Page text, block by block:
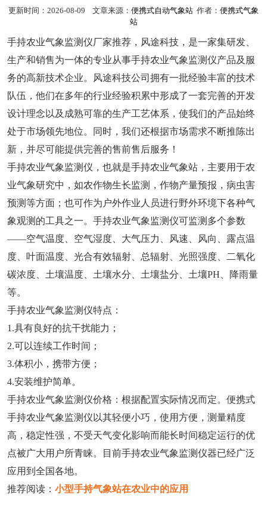
更新时间：2026-08-09 文章来源： 便携式自动气象站 作者： 便携式气象
站
手持农业气象监测仪厂家推荐，风途科技，是一家集研发、
生产和销售为一体的专业从事手持农业气象监测仪产品及服
务的高新技术企业。风途科技公司拥有一批经验丰富的技术
队伍，他们在多年的行业经验积累中形成了一套完善的开发
设计理念以及成熟可靠的生产工艺体系，使我们的产品始终
处于市场领先地位。同时，我们还根据市场需求不断推陈出
新，并尽可能提供完善的售前售后服务！
手持农业气象监测仪，也就是手持农业气象站，主要用于农
业气象研究中，如农作物生长监测，作物产量预报，病虫害
预测等方面；也可作为户外作业人员进行野外环境下各种气
象观测的工具之一。手持农业气象监测仪可监测多个参数
——空气温度、空气湿度、大气压力、风速、风向、露点温
度、叶面温度、光合有效辐射、总辐射、光照强度、二氧化
碳浓度、土壤温度、土壤水分、土壤盐分、土壤PH、降雨量
等。
手持农业气象监测仪特点：
1.具有良好的抗干扰能力；
2.可以连续工作时间；
3.体积小，携带方便；
4.安装维护简单。
手持农业气象监测仪价格：根据配置实际情况而定。便携式
手持农业气象监测仪以其轻便小巧，使用方便，测量精度
高，稳定性强，不受天气变化影响而能长时间稳定运行的优
点被广大用户所青睐。目前手持农业气象监测仪器已经广泛
应用到全国各地。
推荐阅读： 小型手持气象站在农业中的应用